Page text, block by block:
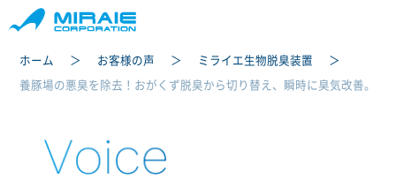
Voice
ホーム お客様の声
ミライエ生物脱臭装置
養豚場の悪臭を除去！おがくず脱臭から切り替え、瞬時に臭気改善。